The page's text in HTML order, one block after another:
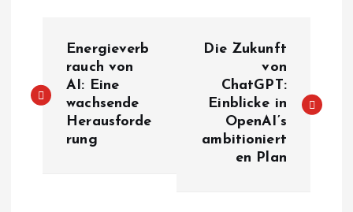
i
Energieverb
rauch von
AI: Eine
wachsende
Herausforde
rung
Die Zukunft
von
ChatGPT:
Einblicke in
OpenAI’s
ambitioniert
en Plan